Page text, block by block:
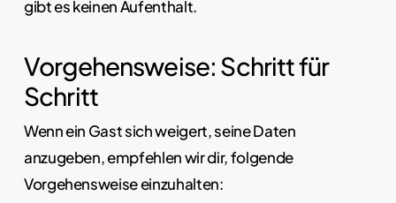
gibt es keinen Aufenthalt.
Vorgehensweise: Schritt für
Schritt
Wenn ein Gast sich weigert, seine Daten
anzugeben, empfehlen wir dir, folgende
Vorgehensweise einzuhalten: